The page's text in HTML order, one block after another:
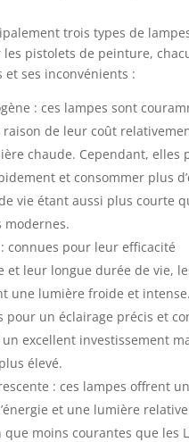
trois types de
pistolets de peinture,
et ses inconvénients :
: ces lampes sont
raison de leur coût
chaude. Cependant, elles
et consommer plus
vie étant aussi plus courte
modernes.
: connues pour leur efficacité
et leur longue durée de vie,
une lumière froide et
pour un éclairage précis et
excellent investissement
élevé.
: ces lampes offrent
et une lumière
que moins courantes que les